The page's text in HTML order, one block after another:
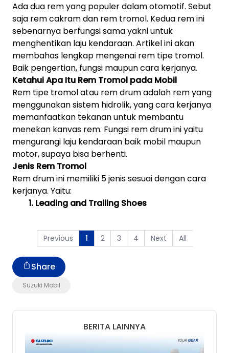
Ada dua rem yang populer dalam otomotif. Sebut
saja rem cakram dan rem tromol. Kedua rem ini
sebenarnya berfungsi sama yakni untuk
menghentikan laju kendaraan. Artikel ini akan
membahas lengkap mengenai rem tipe tromol.
Baik pengertian, fungsi maupun cara kerjanya.
Ketahui Apa Itu Rem Tromol pada Mobil
Rem tipe tromol atau rem drum adalah rem yang
menggunakan sistem hidrolik, yang cara kerjanya
memanfaatkan tekanan untuk membantu
menekan kanvas rem. Fungsi rem drum ini yaitu
mengurangi laju kendaraan baik mobil maupun
motor, supaya bisa berhenti.
Jenis Rem Tromol
Rem drum ini memiliki 5 jenis sesuai dengan cara
kerjanya. Yaitu:
1. Leading and Trailing Shoes
Previous 1 2 3 4 Next All
Suzuki Mobil
Share
BERITA LAINNYA